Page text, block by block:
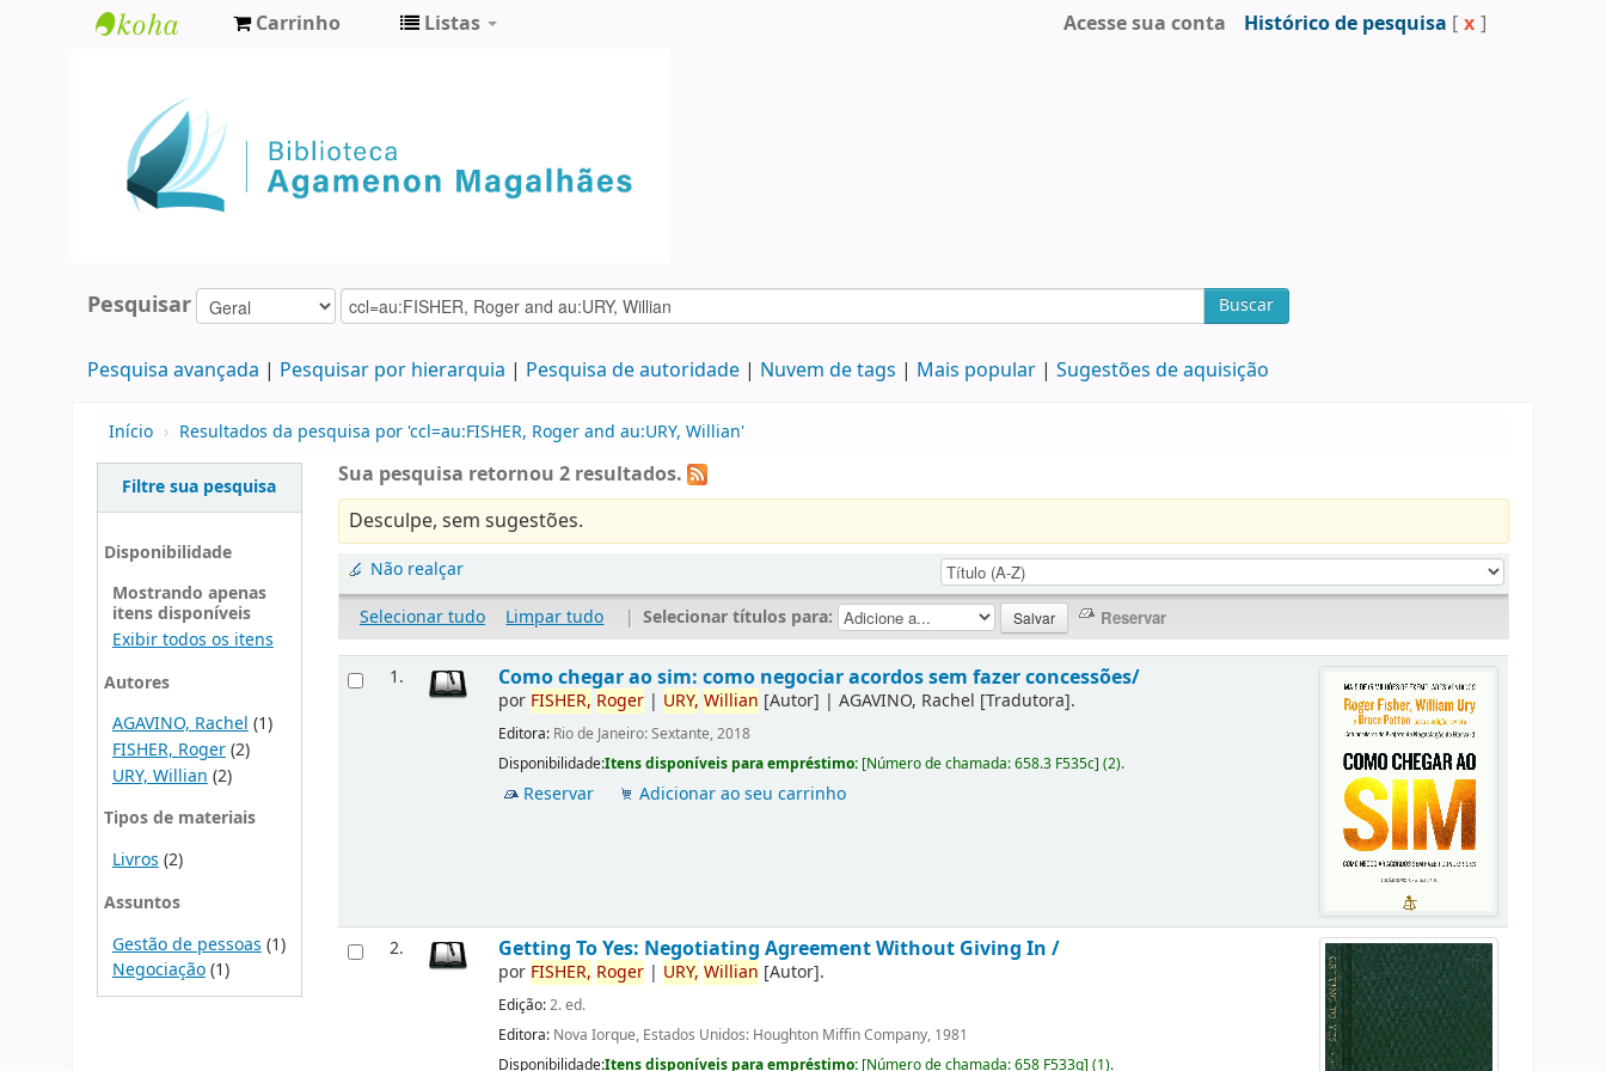
Agamenon
Magalhães
Carrinho Listas Acesse sua conta Histórico de pesquisa [ x ]
Pesquisar Buscar
Pesquisa avançada Pesquisar por hierarquia Pesquisa de autoridade Nuvem de tags Mais popular Sugestões de aquisição
Início › Resultados da pesquisa por 'ccl=au:FISHER, Roger and au:URY, Willian'
Filtre sua pesquisa
Disponibilidade
Mostrando apenas
itens disponíveis
Exibir todos os itens
Autores
AGAVINO, Rachel(1)
FISHER, Roger(2)
URY, Willian (2)
Tipos de materiais
Livros (2)
Assuntos
Gestão de pessoas (1)
Negociação(1)
Sua pesquisa retornou 2 resultados.
Desculpe, sem sugestões.
Não realçar
Selecionar tudo
Limpar tudo | Selecionar títulos para:
1. Como chegar ao sim: como negociar acordos sem fazer concessões/
por FISHER, Roger | URY, Willian [Autor] |AGAVINO, Rachel [Tradutora].
Editora: Rio de Janeiro: Sextante, 2018
Disponibilidade:Itens disponíveis para empréstimo: [Número de chamada:658.3 F535c](2).
Reservar Adicionar ao seu carrinho
2. Getting To Yes: Negotiating Agreement Without Giving In /
por FISHER, Roger | URY, Willian [Autor].
Edição:2. ed.
Editora: Nova Iorque, Estados Unidos: Houghton Miffin Company, 1981
Disponibilidade:Itens disponíveis para empréstimo: [Número de chamada:658 F533g](1).